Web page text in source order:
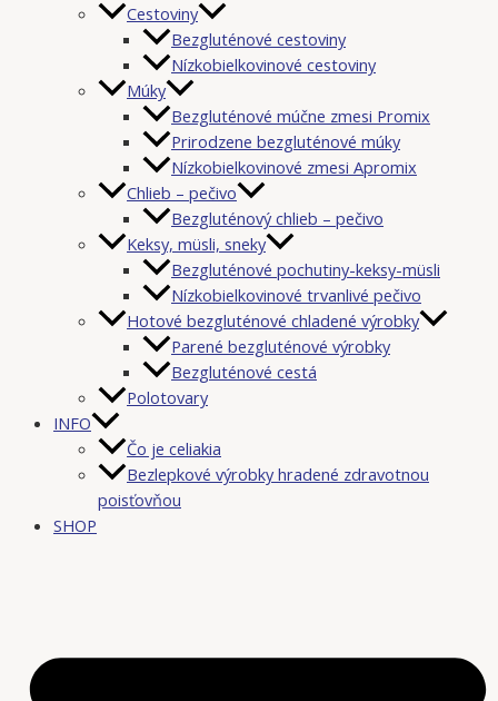
Cestoviny
Bezgluténové cestoviny
Nízkobielkovinové cestoviny
Múky
Bezgluténové múčne zmesi Promix
Prirodzene bezgluténové múky
Nízkobielkovinové zmesi Apromix
Chlieb – pečivo
Bezgluténový chlieb – pečivo
Keksy, müsli, sneky
Bezgluténové pochutiny-keksy-müsli
Nízkobielkovinové trvanlivé pečivo
Hotové bezgluténové chladené výrobky
Parené bezgluténové výrobky
Bezgluténové cestá
Polotovary
INFO
Čo je celiakia
Bezlepkové výrobky hradené zdravotnou
poisťovňou
SHOP